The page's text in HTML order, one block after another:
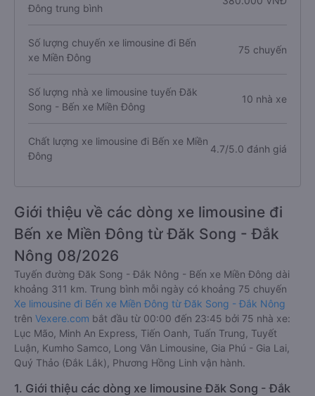
Đông trung bình
Số lượng chuyến xe limousine đi Bến
xe Miền Đông
75 chuyến
Số lượng nhà xe limousine tuyến Đăk
Song - Bến xe Miền Đông
10 nhà xe
Chất lượng xe limousine đi Bến xe Miền
Đông
4.7/5.0 đánh giá
Giới thiệu về các dòng xe limousine đi
Bến xe Miền Đông từ Đăk Song - Đắk
Nông 08/2026
Tuyến đường Đăk Song - Đắk Nông - Bến xe Miền Đông dài
khoảng 311 km. Trung bình mỗi ngày có khoảng 75 chuyến
Xe limousine đi Bến xe Miền Đông từ Đăk Song - Đắk Nông
trên Vexere.com bắt đầu từ 00:00 đến 23:45 bởi 75 nhà xe:
Lục Mão, Minh An Express, Tiến Oanh, Tuấn Trung, Tuyết
Luận, Kumho Samco, Long Vân Limousine, Gia Phú - Gia Lai,
Quý Thảo (Đắk Lắk), Phương Hồng Linh vận hành.
1. Giới thiệu các dòng xe limousine Đăk Song - Đắk